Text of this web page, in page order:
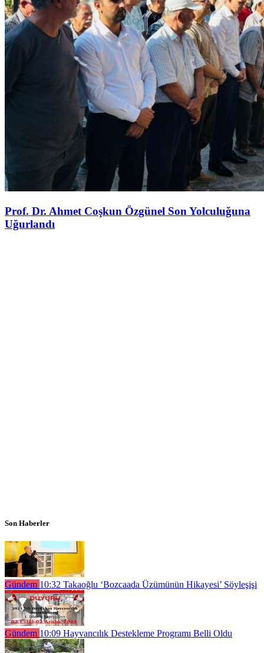
Prof. Dr. Ahmet Coşkun Özgünel Son Yolculuğuna
Uğurlandı
Son Haberler
Gündem 10:32 Takaoğlu ‘Bozcaada Üzümünün Hikayesi’ Söyleşişi
Gündem 10:09 Hayvancılık Destekleme Programı Belli Oldu